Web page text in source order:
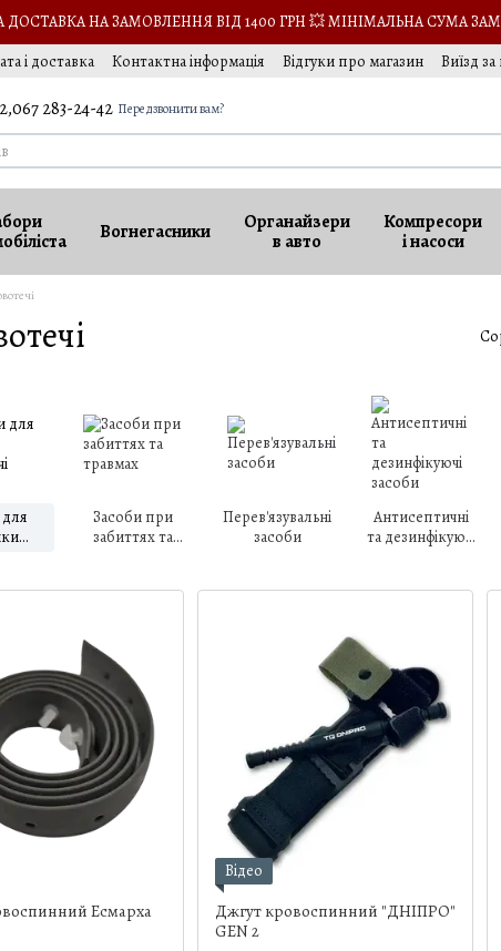
НА ЗАМОВЛЕННЯ ВІД 1400 ГРН 💥 МІНІМАЛЬНА СУМА
і доставка Контактна інформація Відгуки про магазин
Виїзд
067 283-24-42 Передзвонити вам?
Вогнегасники
Органайзери
в авто
Компресори
і насоси
Засоби при
забиттях та
Перев'язувальні
засоби
Антисептичні
та дезинфікуючі
Есмарха
Відео
Джгут кровоспинний "ДНІПРО"
GEN 2